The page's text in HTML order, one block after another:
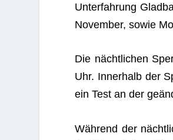
Unt­er­fah­rung
Novem­ber, sowie
Die nächt­li­chen
Uhr. Inner­halb der
ein Test an der
Wäh­rend der